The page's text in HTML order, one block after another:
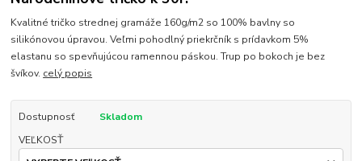
Kvalitné tričko strednej gramáže 160g/m2 so 100% bavlny so
silikónovou úpravou. Veľmi pohodlný priekrčník s prídavkom 5%
elastanu so spevňujúcou ramennou páskou. Trup po bokoch je bez
švíkov. celý popis
Dostupnosť
Skladom
VEĽKOSŤ